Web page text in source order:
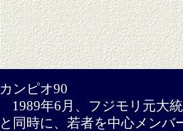
カンピオ90
1989年6月、フジモリ元大
と同時に、若者を中心メン